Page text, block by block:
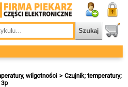
wilgotności
Czujnik; temperatury;
3p